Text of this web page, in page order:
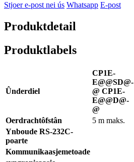
Stjoer e-post nei ús Whatsapp E-post
Produktdetail
Produktlabels
Ûnderdiel
CP1E-
E@@SD@-
@ CP1E-
E@@D@-
@
Oerdrachtôfstân
5 m maks.
Ynboude RS-232C-
poarte
Kommunikaasjemetoade